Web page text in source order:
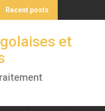
Recent posts
et